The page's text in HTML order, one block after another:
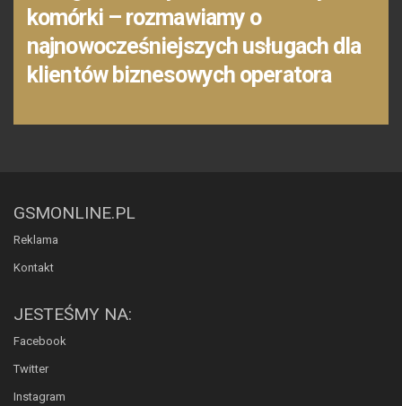
komórki – rozmawiamy o
najnowocześniejszych usługach dla
klientów biznesowych operatora
GSMONLINE.PL
Reklama
Kontakt
JESTEŚMY NA:
Facebook
Twitter
Instagram